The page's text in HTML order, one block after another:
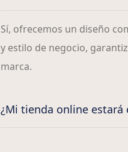
Sí, ofrecemos un diseño
y estilo de negocio,
marca.
¿Mi tienda online